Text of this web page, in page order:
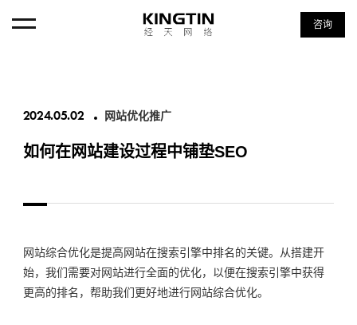
咨询
ABOUT・经天
NEWS・新闻资讯
NEWS・新闻资讯
2024.05.02 网站优化推广
如何在网站建设过程中铺垫SEO
网站综合优化是提高网站在搜索引擎中排名的关键。从搭建开
始，我们需要对网站进行全面的优化，以便在搜索引擎中获得
更高的排名，帮助我们更好地进行网站综合优化。